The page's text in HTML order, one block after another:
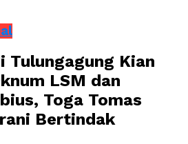
Tulungagung Kian
LSM dan
Toga Tomas
Bertindak